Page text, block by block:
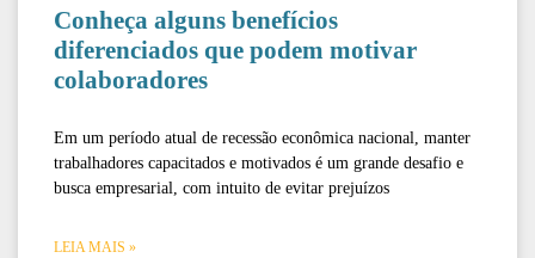
Conheça alguns benefícios
diferenciados que podem motivar
colaboradores
Em um período atual de recessão econômica nacional, manter
trabalhadores capacitados e motivados é um grande desafio e
busca empresarial, com intuito de evitar prejuízos
LEIA MAIS »